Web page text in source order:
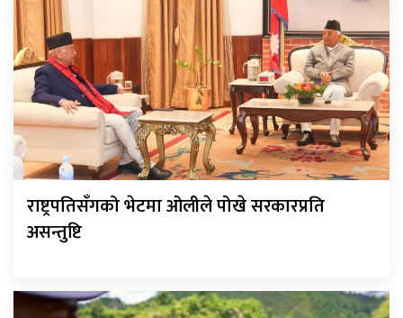
राष्ट्रपतिसँगको भेटमा ओलीले पोखे सरकारप्रति
असन्तुष्टि